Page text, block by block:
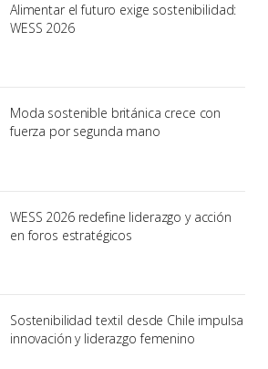
Alimentar el futuro exige sostenibilidad:
WESS 2026
Moda sostenible británica crece con
fuerza por segunda mano
WESS 2026 redefine liderazgo y acción
en foros estratégicos
Sostenibilidad textil desde Chile impulsa
innovación y liderazgo femenino